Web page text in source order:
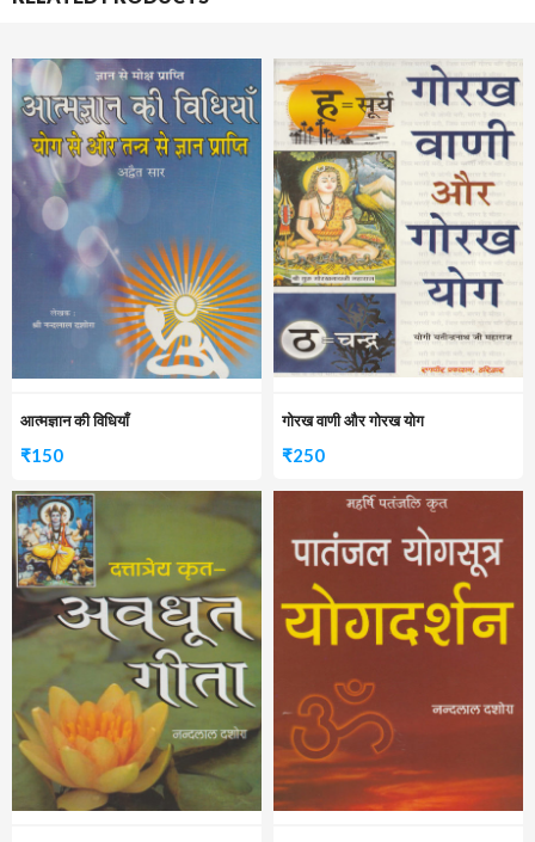
आत्मज्ञान की विधियाँ
₹150
गोरख वाणी और गोरख योग
₹250